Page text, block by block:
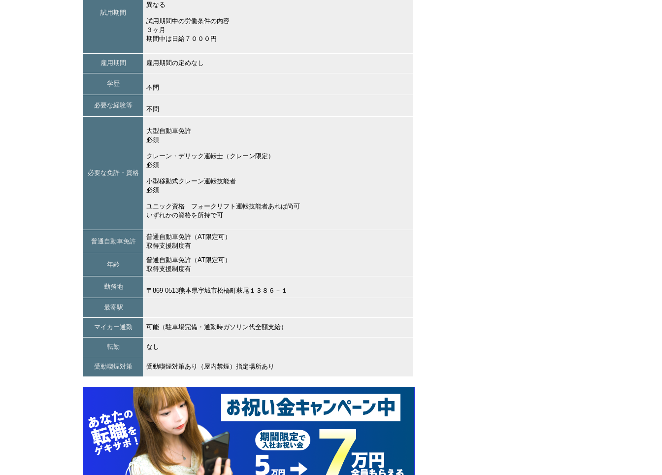
試用期間
異なる
試用期間中の労働条件の内容
３ヶ月
期間中は日給７０００円
雇用期間 雇用期間の定めなし
学歴
不問
必要な経験等
不問
必要な免許・資格
大型自動車免許
必須
クレーン・デリック運転士（クレーン限定）
必須
小型移動式クレーン運転技能者
必須
ユニック資格 フォークリフト運転技能者あれば尚可
いずれかの資格を所持で可
普通自動車免許
普通自動車免許（AT限定可）
取得支援制度有
年齢
普通自動車免許（AT限定可）
取得支援制度有
勤務地
〒869-0513熊本県宇城市松橋町萩尾１３８６－１
最寄駅
マイカー通勤 可能（駐車場完備・通勤時ガソリン代全額支給）
転勤 なし
受動喫煙対策 受動喫煙対策あり（屋内禁煙）指定場所あり